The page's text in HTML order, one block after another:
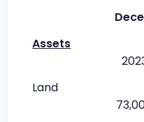
Assets
2023
73,000